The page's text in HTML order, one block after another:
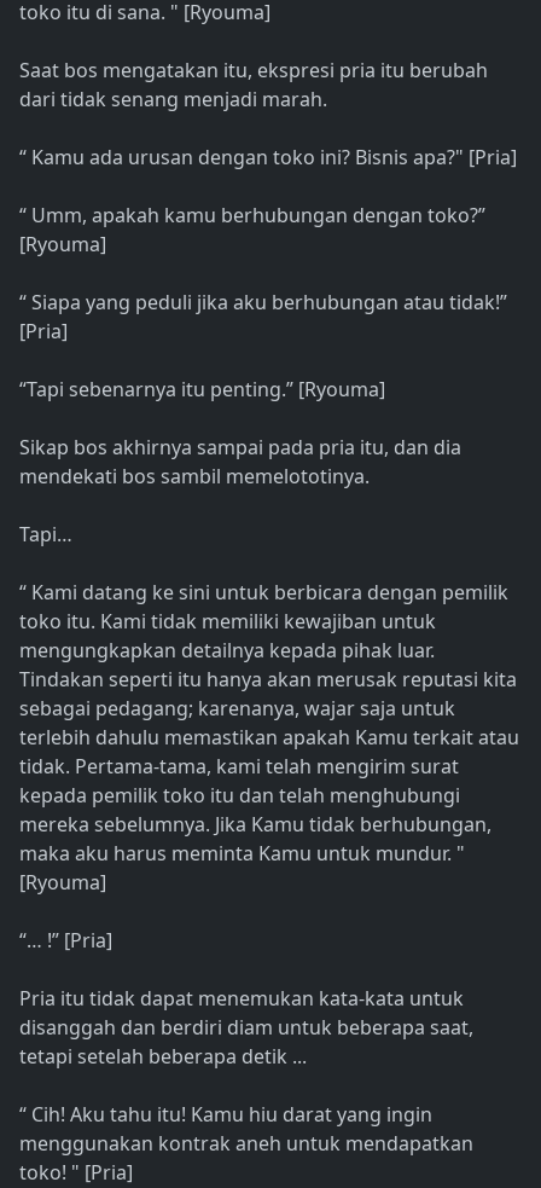
toko itu di sana. " [Ryouma]
Saat bos mengatakan itu, ekspresi pria itu berubah
dari tidak senang menjadi marah.
“ Kamu ada urusan dengan toko ini? Bisnis apa?" [Pria]
“ Umm, apakah kamu berhubungan dengan toko?”
[Ryouma]
“ Siapa yang peduli jika aku berhubungan atau tidak!”
[Pria]
“Tapi sebenarnya itu penting.” [Ryouma]
Sikap bos akhirnya sampai pada pria itu, dan dia
mendekati bos sambil memelototinya.
Tapi…
“ Kami datang ke sini untuk berbicara dengan pemilik
toko itu. Kami tidak memiliki kewajiban untuk
mengungkapkan detailnya kepada pihak luar.
Tindakan seperti itu hanya akan merusak reputasi kita
sebagai pedagang; karenanya, wajar saja untuk
terlebih dahulu memastikan apakah Kamu terkait atau
tidak. Pertama-tama, kami telah mengirim surat
kepada pemilik toko itu dan telah menghubungi
mereka sebelumnya. Jika Kamu tidak berhubungan,
maka aku harus meminta Kamu untuk mundur. "
[Ryouma]
“… !” [Pria]
Pria itu tidak dapat menemukan kata-kata untuk
disanggah dan berdiri diam untuk beberapa saat,
tetapi setelah beberapa detik ...
“ Cih! Aku tahu itu! Kamu hiu darat yang ingin
menggunakan kontrak aneh untuk mendapatkan
toko! " [Pria]